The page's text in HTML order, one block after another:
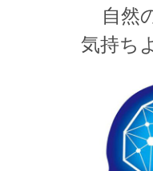
自然
気持ち